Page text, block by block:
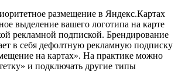
размещение в Яндекс.Картах
выделение вашего логотипа на карте
рекламной подпиской. Брендирование
в себя дефолтную рекламную подписку
на картах». На практике можно
и подключать другие типы